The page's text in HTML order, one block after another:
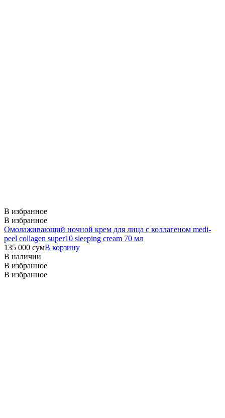
В избранное
В избранное
Омолаживающий ночной крем для лица с коллагеном medi-
peel collagen super10 sleeping cream 70 мл
135 000 сумВ корзину
В наличии
В избранное
В избранное